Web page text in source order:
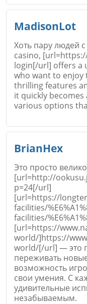
Коментар*
Email
Коментар*
MadisonLot
Хоть пару людей
casino,
login[/url] offers a
who want to enjoy
thrilling features
it quickly becomes
various options
Email
Коментар*
BrianHex
Это просто
[url=http://
p=24[/url]
[url=https://
facilities/
facilities/
[url=https://
world/]https://
world/[/url] — это
переживать
возможность
свои умения. С
удивительные
незабываемым.